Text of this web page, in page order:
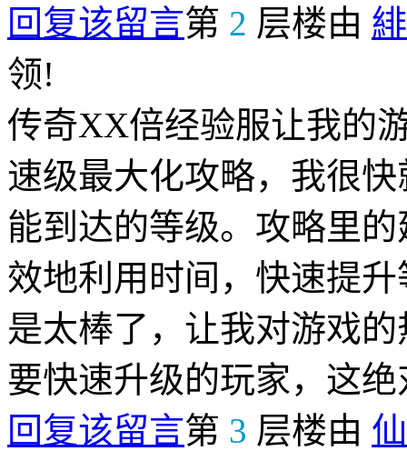
回复该留言第 2 层楼由
领!
传奇XX倍经验服让我的
速级最大化攻略，我很
能到达的等级。攻略里
效地利用时间，快速提
是太棒了，让我对游戏
要快速升级的玩家，这
回复该留言第 3 层楼由